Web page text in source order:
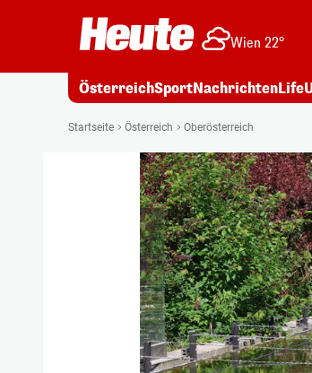
Wien 22°
ÖsterreichSportNachrichtenLife
Startseite Österreich Oberösterreich